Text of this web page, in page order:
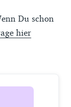
Du schon
hier